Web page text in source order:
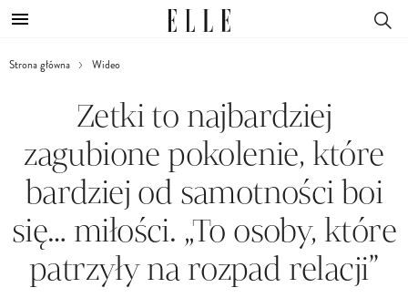
Strona główna Wideo
Zetki to najbardziej
zagubione pokolenie, które
bardziej od samotności boi
się… miłości. „To osoby, które
patrzyły na rozpad relacji”